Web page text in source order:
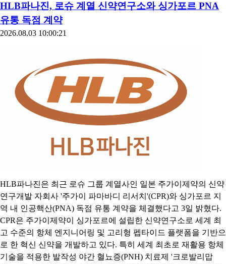
HLB파나진, 로슈 계열 신약연구소와 싱가포르 PNA
유통 독점 계약
2026.08.03 10:00:21
HLB파나진은 최근 로슈 그룹 계열사인 일본 주가이제약의 신약
연구개발 자회사 '주가이 파마바디 리서치'(CPR)와 싱가포르 지
역 내 인공핵산(PNA) 독점 유통 계약을 체결했다고 3일 밝혔다.
CPR은 주가이제약이 싱가포르에 설립한 신약연구소로 세계 최
고 수준의 항체 엔지니어링 및 고리형 펩타이드 플랫폼을 기반으
로 한 혁신 신약을 개발하고 있다. 특히 세계 최초로 재활용 항체
기술을 적용한 발작성 야간 혈뇨증(PNH) 치료제 '크로발리맙